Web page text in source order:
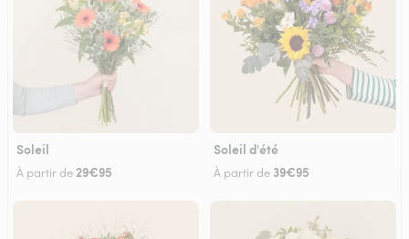
Soleil
À partir de 29€95
Soleil d'été
À partir de 39€95